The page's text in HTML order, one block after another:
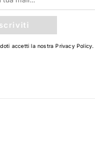
accetti la nostraPrivacy Policy.